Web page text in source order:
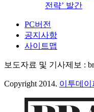
전략’ 발간
PC버전
공지사항
사이트맵
보도자료 및 기사제보 :
Copyright 2014. 이투데이